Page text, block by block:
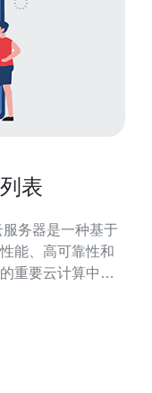
表
能、高可靠性和
重要云计算中